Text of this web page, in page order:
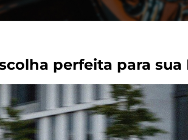
perfeita para sua